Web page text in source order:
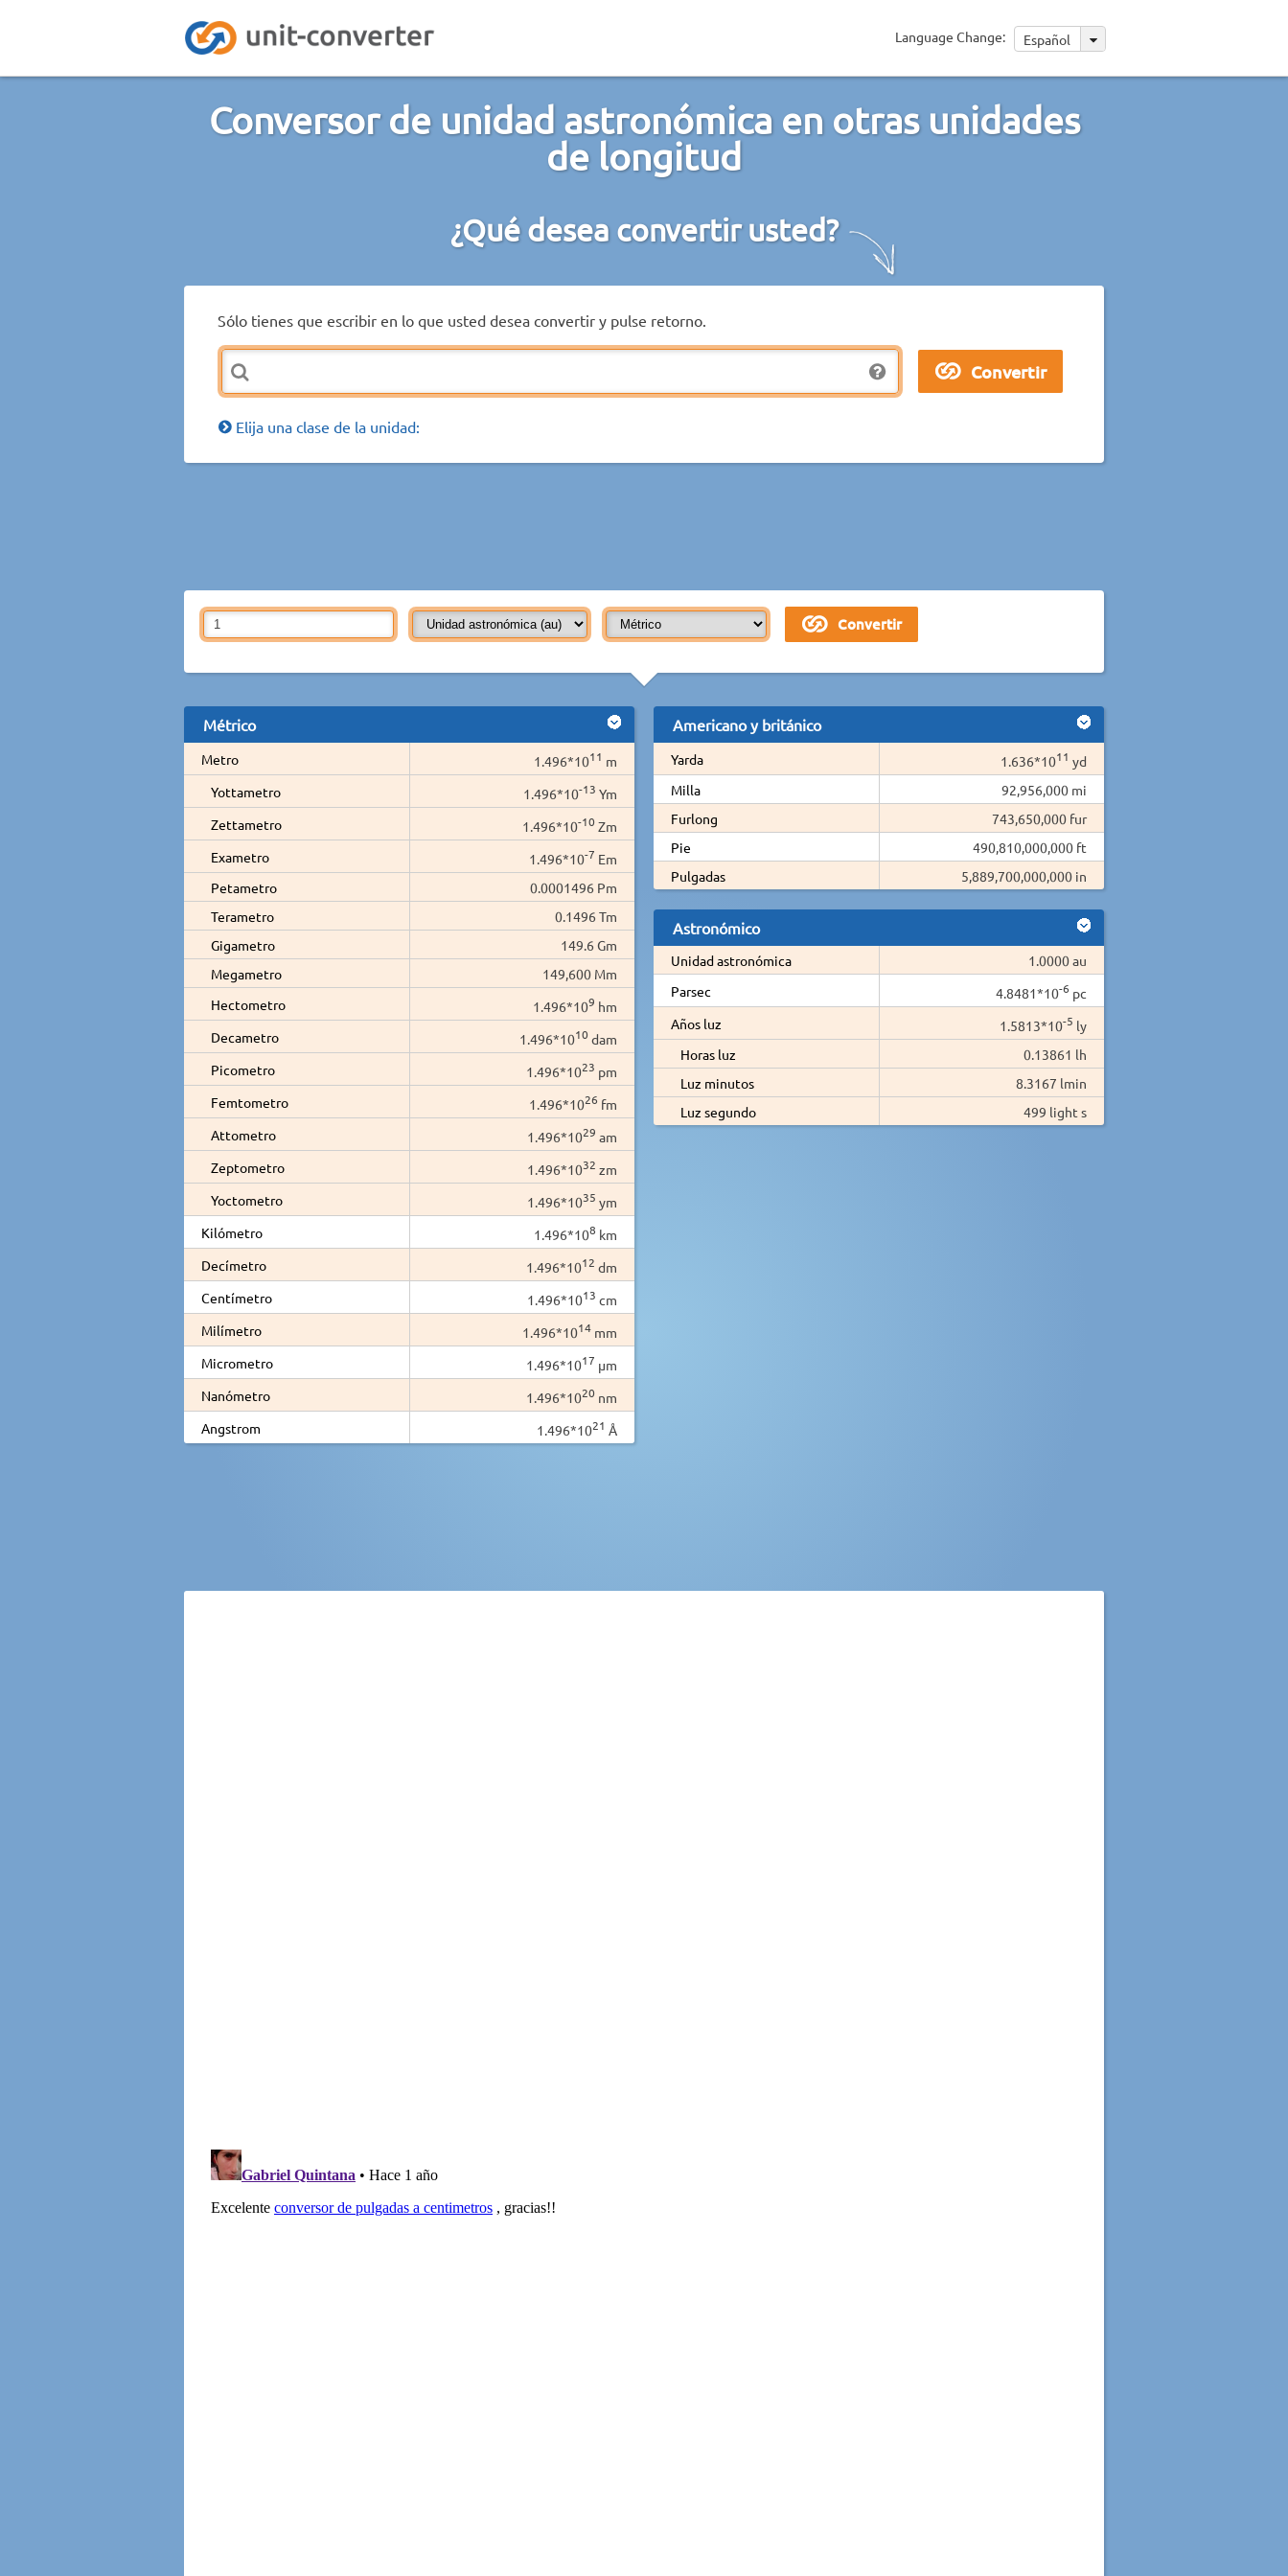
Language Change: Español
Conversor de unidad astronómica en otras unidades
de longitud
¿Qué desea convertir usted?
Sólo tienes que escribir en lo que usted desea convertir y pulse retorno.
Elija una clase de la unidad:
Métrico
Metro 1.496*1011 m
Yottametro
1.496*10-13 Ym
Zettametro
1.496*10-10 Zm
Exametro
1.496*10-7 Em
Petametro
0.0001496 Pm
Terametro
0.1496 Tm
Gigametro
149.6 Gm
Megametro
149,600 Mm
Hectometro
1.496*109 hm
Decametro
1.496*1010 dam
Picometro
1.496*1023 pm
Femtometro
1.496*1026 fm
Attometro
1.496*1029 am
Zeptometro
1.496*1032 zm
Yoctometro
1.496*1035 ym
Kilómetro
1.496*108 km
Decímetro
1.496*1012 dm
Centímetro
1.496*1013 cm
Milímetro
1.496*1014 mm
Micrometro
1.496*1017 µm
Nanómetro
1.496*1020 nm
Angstrom
1.496*1021 Å
Americano y británico
Yarda 1.636*1011 yd
Milla
92,956,000 mi
Furlong
743,650,000 fur
Pie
490,810,000,000 ft
Pulgadas
5,889,700,000,000 in
Astronómico
Unidad astronómica
1.0000 au
Parsec
4.8481*10-6 pc
Años luz
1.5813*10-5 ly
Horas luz
0.13861 lh
Luz minutos
8.3167 lmin
Luz segundo
499 light s